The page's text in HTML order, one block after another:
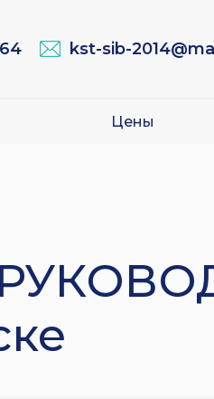
kst-sib-
Цены